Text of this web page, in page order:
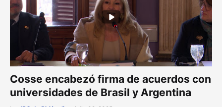
Cosse encabezó firma de acuerdos con
universidades de Brasil y Argentina